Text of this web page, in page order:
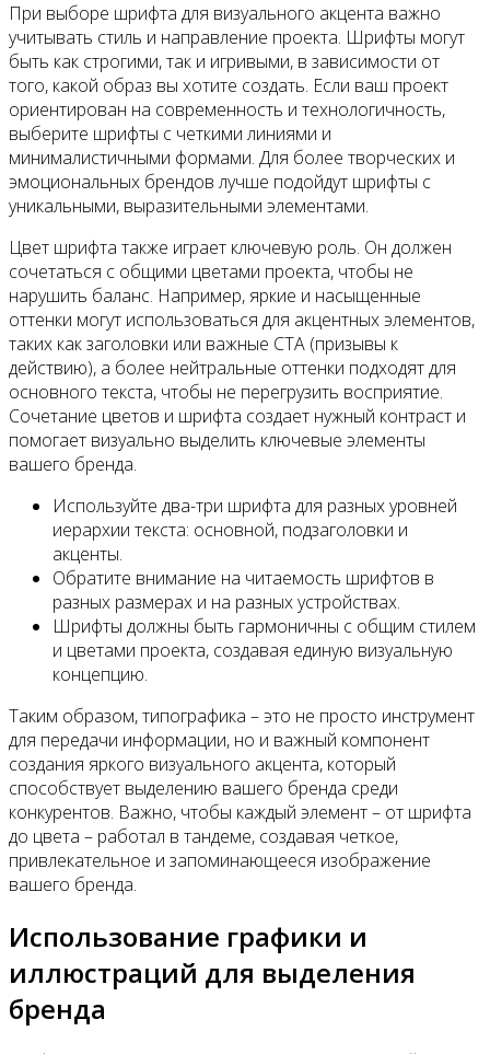
При выборе шрифта для визуального акцента важно
учитывать стиль и направление проекта. Шрифты могут
быть как строгими, так и игривыми, в зависимости от
того, какой образ вы хотите создать. Если ваш проект
ориентирован на современность и технологичность,
выберите шрифты с четкими линиями и
минималистичными формами. Для более творческих и
эмоциональных брендов лучше подойдут шрифты с
уникальными, выразительными элементами.
Цвет шрифта также играет ключевую роль. Он должен
сочетаться с общими цветами проекта, чтобы не
нарушить баланс. Например, яркие и насыщенные
оттенки могут использоваться для акцентных элементов,
таких как заголовки или важные CTA (призывы к
действию), а более нейтральные оттенки подходят для
основного текста, чтобы не перегрузить восприятие.
Сочетание цветов и шрифта создает нужный контраст и
помогает визуально выделить ключевые элементы
вашего бренда.
Используйте два-три шрифта для разных уровней
иерархии текста: основной, подзаголовки и
акценты.
Обратите внимание на читаемость шрифтов в
разных размерах и на разных устройствах.
Шрифты должны быть гармоничны с общим стилем
и цветами проекта, создавая единую визуальную
концепцию.
Таким образом, типографика – это не просто инструмент
для передачи информации, но и важный компонент
создания яркого визуального акцента, который
способствует выделению вашего бренда среди
конкурентов. Важно, чтобы каждый элемент – от шрифта
до цвета – работал в тандеме, создавая четкое,
привлекательное и запоминающееся изображение
вашего бренда.
Использование графики и
иллюстраций для выделения
бренда